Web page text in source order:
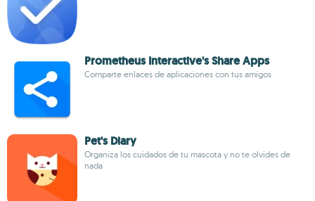
Prometheus Interactive's Share Apps
Comparte enlaces de aplicaciones con tus amigos
Pet's Diary
Organiza los cuidados de tu mascota y no te olvides de
nada